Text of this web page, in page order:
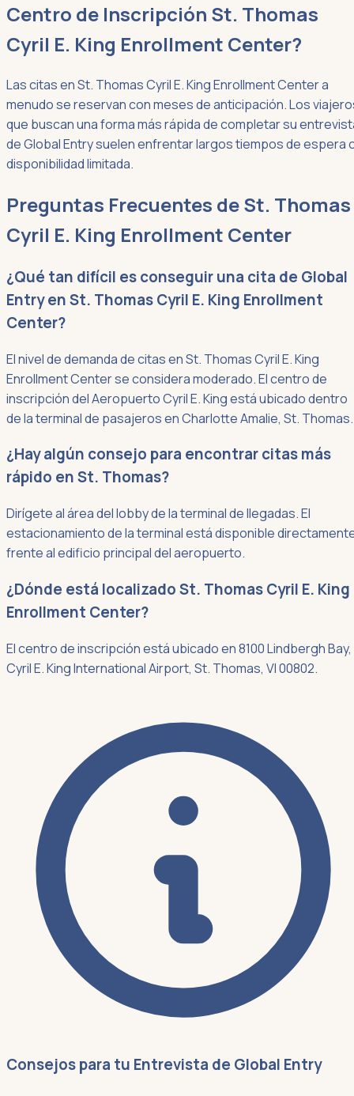
Centro de Inscripción St. Thomas
Cyril E. King Enrollment Center?
Las citas en St. Thomas Cyril E. King Enrollment Center a
menudo se reservan con meses de anticipación. Los
que buscan una forma más rápida de completar su
de Global Entry suelen enfrentar largos tiempos de espera
disponibilidad limitada.
Preguntas Frecuentes de St. Thomas
Cyril E. King Enrollment Center
¿Qué tan difícil es conseguir una cita de Global
Entry en St. Thomas Cyril E. King Enrollment
Center?
El nivel de demanda de citas en St. Thomas Cyril E. King
Enrollment Center se considera moderado. El centro de
inscripción del Aeropuerto Cyril E. King está ubicado dentro
de la terminal de pasajeros en Charlotte Amalie, St. Thomas.
¿Hay algún consejo para encontrar citas más
rápido en St. Thomas?
Dirígete al área del lobby de la terminal de llegadas. El
estacionamiento de la terminal está disponible
frente al edificio principal del aeropuerto.
¿Dónde está localizado St. Thomas Cyril E. King
Enrollment Center?
El centro de inscripción está ubicado en 8100 Lindbergh Bay,
Cyril E. King International Airport, St. Thomas, VI 00802.
Consejos para tu Entrevista de Global Entry